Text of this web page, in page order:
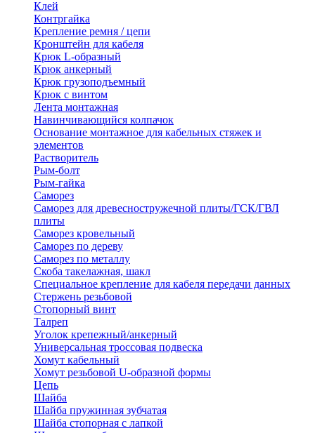
Клей
Контргайка
Крепление ремня / цепи
Кронштейн для кабеля
Крюк L-образный
Крюк анкерный
Крюк грузоподъемный
Крюк с винтом
Лента монтажная
Навинчивающийся колпачок
Основание монтажное для кабельных стяжек и
элементов
Растворитель
Рым-болт
Рым-гайка
Саморез
Саморез для древесностружечной плиты/ГСК/ГВЛ
плиты
Саморез кровельный
Саморез по дереву
Саморез по металлу
Скоба такелажная, шакл
Специальное крепление для кабеля передачи данных
Стержень резьбовой
Стопорный винт
Талреп
Уголок крепежный/анкерный
Универсальная троссовая подвеска
Хомут кабельный
Хомут резьбовой U-образной формы
Цепь
Шайба
Шайба пружинная зубчатая
Шайба стопорная с лапкой